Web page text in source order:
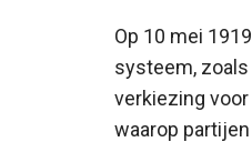
Op 10 mei
systeem,
verkiezing
waarop